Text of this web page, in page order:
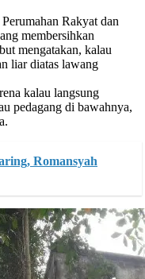
Rakyat dan
membersihkan
mengatakan, kalau
liar diatas lawang
kalau langsung
pedagang di bawahnya,
Romansyah